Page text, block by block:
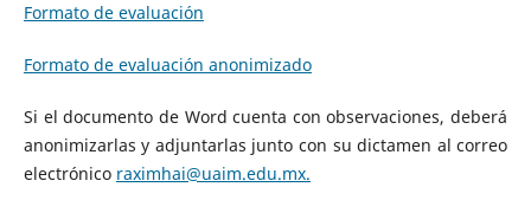
Formato de evaluación
Formato de evaluación anonimizado
Si el documento de Word cuenta con observaciones, deberá
anonimizarlas y adjuntarlas junto con su dictamen al correo
electrónico raximhai@uaim.edu.mx.